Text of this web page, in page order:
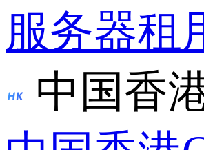
服务器租
中国香